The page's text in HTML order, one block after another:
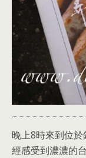
晚上8時來到位
經感受到濃濃的